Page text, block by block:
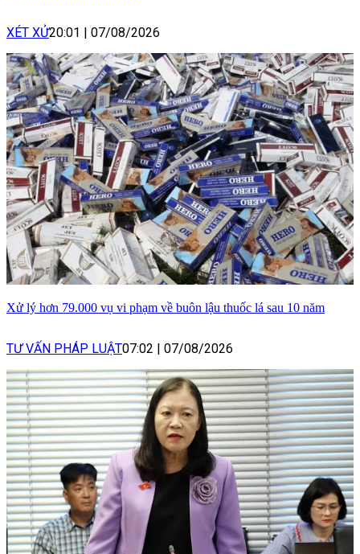
XÉT XỬ20:01 07/08/2026
Xử lý hơn 79.000 vụ vi phạm về buôn lậu thuốc lá sau 10 năm
TƯ VẤN PHÁP LUẬT07:02 07/08/2026